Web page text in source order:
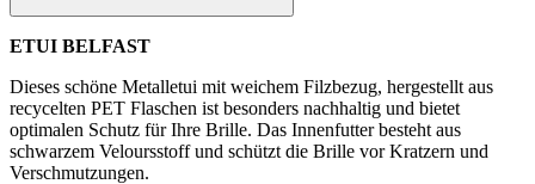
ETUI BELFAST
Dieses schöne Metalletui mit weichem Filzbezug, hergestellt aus
recycelten PET Flaschen ist besonders nachhaltig und bietet
optimalen Schutz für Ihre Brille. Das Innenfutter besteht aus
schwarzem Veloursstoff und schützt die Brille vor Kratzern und
Verschmutzungen.